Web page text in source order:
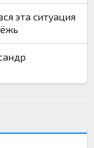
эта ситуация